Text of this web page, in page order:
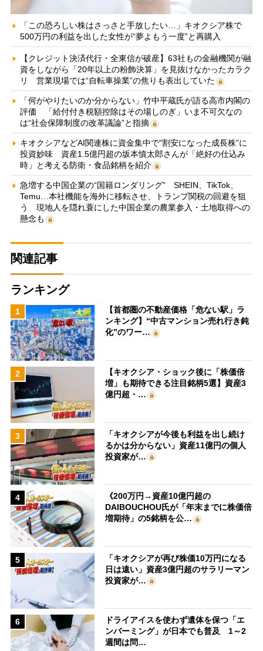
「この恐ろしい株はさっさと手放したい…」キオクシア株で
500万円の利益を出した女性が“夢よもう一度”と再購入
【クレジット決済代行・全東信が破産】63社もの金融機関が融
資をしながら「20年以上の粉飾決算」を見抜けなかったカラク
リ 営業現場では“自転車操業”の焦りも表出していた
「何がやりたいのか分からない」竹中平蔵氏が語る高市内閣の
評価 「給付付き税額控除はその場しのぎ」いま不可欠なの
は“社会保障制度の改革議論”と指摘
キオクシアなどAI関連株に資金集中で“割安になった成長株”に
投資妙味 資産1.5億円超の坂本慎太郎さんが「絶好の仕込み
時」と考える防衛・食品銘柄を紹介
急増する中国企業の“国籍ロンダリング” SHEIN、TikTok、
Temu…本社機能を海外に移転させ、トランプ関税の回避を狙
う 現地人を隠れ蓑にした中国企業の農業参入・土地取得への
懸念も
関連記事
ランキング
1
【首都圏の不動産価格「危ない駅」ラ
ンキング】“中古マンション売れ行き鈍
化”のワー…
2
【キオクシア・ショック後に「株価倍
増」も期待できる注目銘柄5選】資産3
億円超・…
3
「キオクシアが今後も利益を出し続け
るかは分からない」資産11億円の個人
投資家が…
4
《200万円→資産10億円超の
DAIBOUCHOU氏が「年末までに株価倍
増期待」の5銘柄を公…
5
「キオクシアが再び株価10万円になる
日は遠い」資産3億円超のサラリーマン
投資家が…
6
ドライアイスを使わず遺体を保つ「エ
ンバーミング」が日本でも普及 1～2
週間は問…